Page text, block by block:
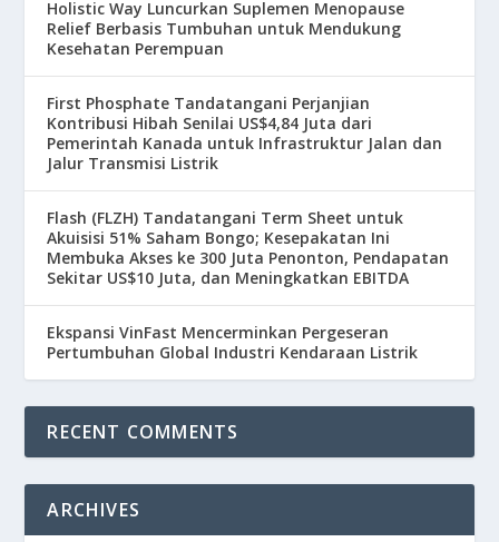
Holistic Way Luncurkan Suplemen Menopause
Relief Berbasis Tumbuhan untuk Mendukung
Kesehatan Perempuan
First Phosphate Tandatangani Perjanjian
Kontribusi Hibah Senilai US$4,84 Juta dari
Pemerintah Kanada untuk Infrastruktur Jalan dan
Jalur Transmisi Listrik
Flash (FLZH) Tandatangani Term Sheet untuk
Akuisisi 51% Saham Bongo; Kesepakatan Ini
Membuka Akses ke 300 Juta Penonton, Pendapatan
Sekitar US$10 Juta, dan Meningkatkan EBITDA
Ekspansi VinFast Mencerminkan Pergeseran
Pertumbuhan Global Industri Kendaraan Listrik
RECENT COMMENTS
ARCHIVES